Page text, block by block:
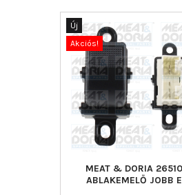
Új
Akciós!
MEAT & DORIA
ABLAKEMELŐ JOBB